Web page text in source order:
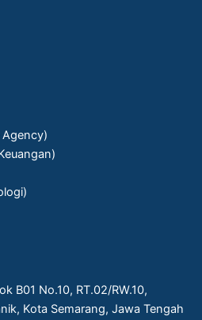
B01 No.10, RT.02/RW.10,
Kota Semarang, Jawa Tengah